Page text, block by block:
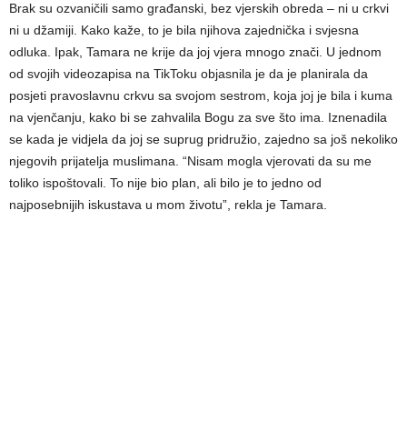
Brak su ozvaničili samo građanski, bez vjerskih obreda – ni u crkvi
ni u džamiji. Kako kaže, to je bila njihova zajednička i svjesna
odluka. Ipak, Tamara ne krije da joj vjera mnogo znači. U jednom
od svojih videozapisa na TikToku objasnila je da je planirala da
posjeti pravoslavnu crkvu sa svojom sestrom, koja joj je bila i kuma
na vjenčanju, kako bi se zahvalila Bogu za sve što ima. Iznenadila
se kada je vidjela da joj se suprug pridružio, zajedno sa još nekoliko
njegovih prijatelja muslimana. “Nisam mogla vjerovati da su me
toliko ispoštovali. To nije bio plan, ali bilo je to jedno od
najposebnijih iskustava u mom životu”, rekla je Tamara.